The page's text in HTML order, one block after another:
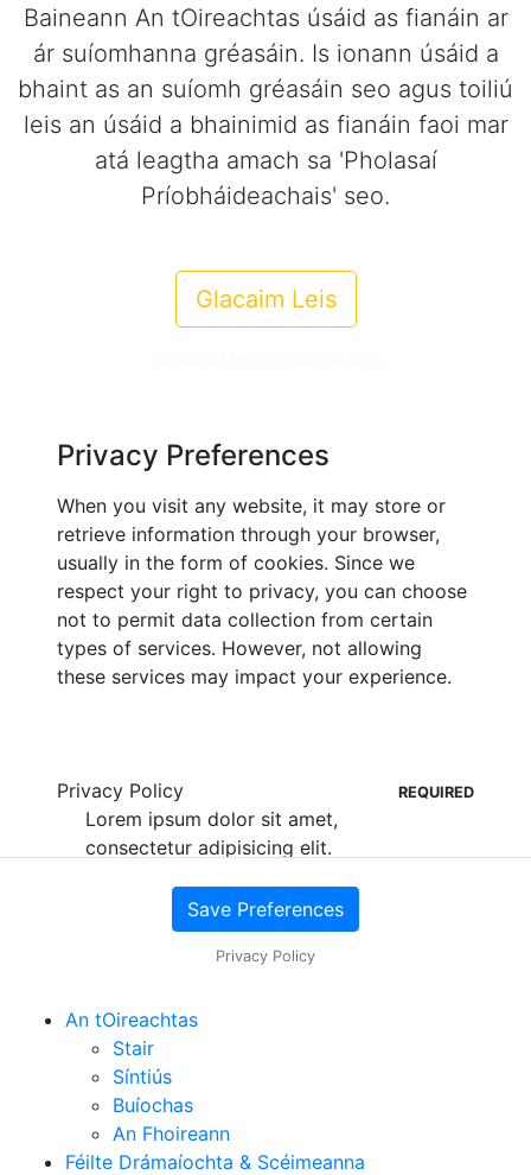
Baineann An tOireachtas úsáid as fianáin ar
ár suíomhanna gréasáin. Is ionann úsáid a
bhaint as an suíomh gréasáin seo agus toiliú
leis an úsáid a bhainimid as fianáin faoi mar
atá leagtha amach sa 'Pholasaí
Príobháideachais' seo.
Glacaim Leis
Privacy Preferences
When you visit any website, it may store or
retrieve information through your browser,
usually in the form of cookies. Since we
respect your right to privacy, you can choose
not to permit data collection from certain
types of services. However, not allowing
these services may impact your experience.
Privacy Policy
Lorem ipsum dolor sit amet,
consectetur adipisicing elit.
ipsum molestiae minima odio
quo voluptate illum excepturi
quam cum voluptates
necessitatibus dolores
ducimus enim libero eaque
explicabo suscipit animi at
quaerat aliquid ex expedita
perspiciatis? Saepe, aperiam,
nam unde quas beatae vero
REQUIRED
Save Preferences
Privacy Policy
An tOireachtas
Stair
Síntiús
Buíochas
An Fhoireann
Féilte Drámaíochta & Scéimeanna